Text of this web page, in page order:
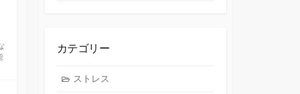
カテゴリー
ストレス